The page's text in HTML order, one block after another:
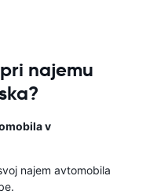
najemu
v
najem avtomobila